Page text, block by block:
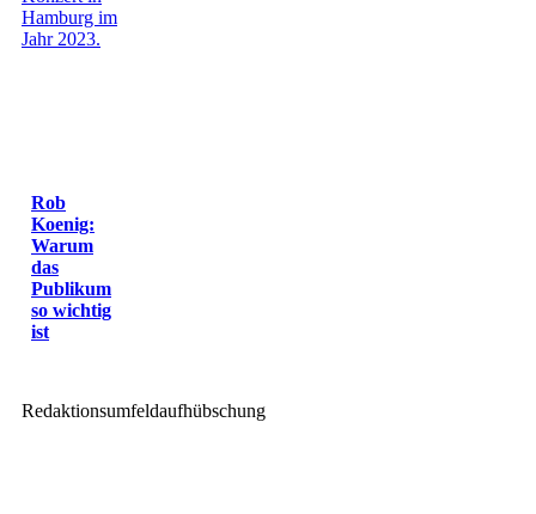
Rob
Koenig:
Warum
das
Publikum
so wichtig
ist
Redaktionsumfeldaufhübschung